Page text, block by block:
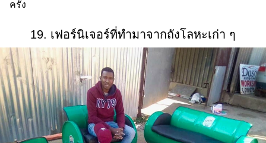
ครั้ง
19. เฟอร์นิเจอร์ที่ทำมาจากถังโลหะเก่า ๆ